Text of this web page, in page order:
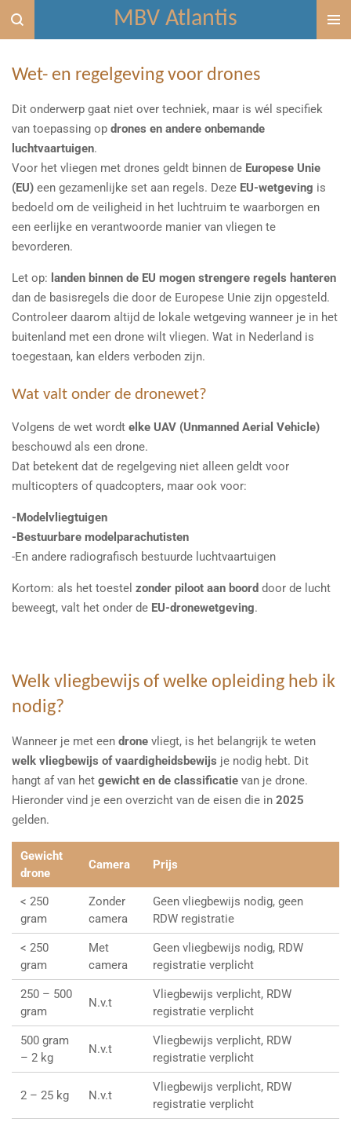
Ga
direct
de
MBV Atlantis
Wet- en regelgeving voor drones
Dit onderwerp gaat niet over techniek, maar is wél specifiek
van toepassing op drones en andere onbemande
luchtvaartuigen.
Voor het vliegen met drones geldt binnen de Europese Unie
(EU) een gezamenlijke set aan regels. Deze EU-wetgeving is
bedoeld om de veiligheid in het luchtruim te waarborgen en
een eerlijke en verantwoorde manier van vliegen te
bevorderen.
Let op: landen binnen de EU mogen strengere regels hanteren
dan de basisregels die door de Europese Unie zijn opgesteld.
Controleer daarom altijd de lokale wetgeving wanneer je in het
buitenland met een drone wilt vliegen. Wat in Nederland is
toegestaan, kan elders verboden zijn.
Wat valt onder de dronewet?
Volgens de wet wordt elke UAV (Unmanned Aerial Vehicle)
beschouwd als een drone.
Dat betekent dat de regelgeving niet alleen geldt voor
multicopters of quadcopters, maar ook voor:
-Modelvliegtuigen
-Bestuurbare modelparachutisten
-En andere radiografisch bestuurde luchtvaartuigen
Kortom: als het toestel zonder piloot aan boord door de lucht
beweegt, valt het onder de EU-dronewetgeving.
Welk vliegbewijs of welke opleiding heb ik
nodig?
Wanneer je met een drone vliegt, is het belangrijk te weten
welk vliegbewijs of vaardigheidsbewijs je nodig hebt. Dit
hangt af van het gewicht en de classificatie van je drone.
Hieronder vind je een overzicht van de eisen die in 2025
gelden.
Gewicht
drone
Camera Prijs
< 250
gram
Zonder
camera
Geen vliegbewijs nodig, geen
RDW registratie
< 250
gram
Met
camera
Geen vliegbewijs nodig, RDW
registratie verplicht
250 – 500
gram
N.v.t
Vliegbewijs verplicht, RDW
registratie verplicht
500 gram
– 2 kg
N.v.t
Vliegbewijs verplicht, RDW
registratie verplicht
2 – 25 kg N.v.t
Vliegbewijs verplicht, RDW
registratie verplicht